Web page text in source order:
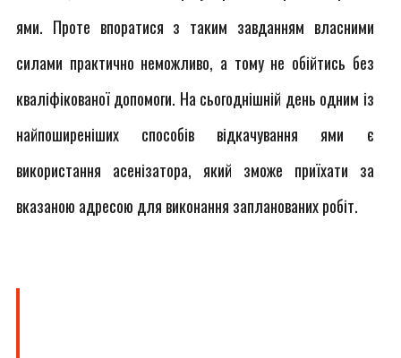
ями. Проте впоратися з таким завданням власними
силами практично неможливо, а тому не обійтись без
кваліфікованої допомоги. На сьогоднішній день одним із
найпоширеніших способів відкачування ями є
використання асенізатора, який зможе приїхати за
вказаною адресою для виконання запланованих робіт.